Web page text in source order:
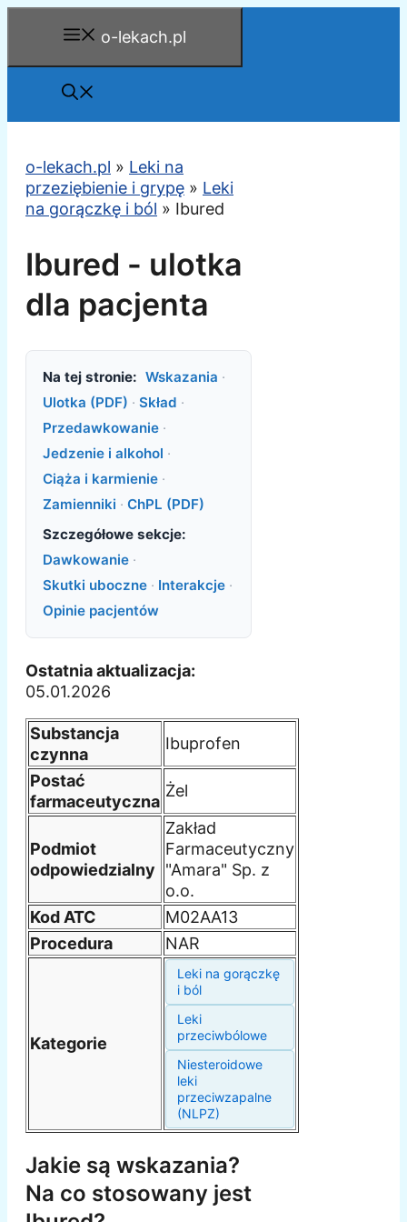
o-lekach.pl
o-lekach.pl » Leki na
przeziębienie i grypę » Leki
na gorączkę i ból » Ibured
Ibured - ulotka
dla pacjenta
Na tej stronie: Wskazania ·
Ulotka (PDF) · Skład ·
Przedawkowanie ·
Jedzenie i alkohol ·
Ciąża i karmienie ·
Zamienniki · ChPL (PDF)
Szczegółowe sekcje:
Dawkowanie ·
Skutki uboczne · Interakcje ·
Opinie pacjentów
Ostatnia aktualizacja:
05.01.2026
Substancja
czynna
Ibuprofen
Postać
farmaceutyczna
Żel
Podmiot
odpowiedzialny
Zakład
Farmaceutyczny
"Amara" Sp. z
o.o.
Kod ATC
M02AA13
Procedura
NAR
Kategorie
Leki na gorączkę
i ból
Leki
przeciwbólowe
Niesteroidowe
leki
przeciwzapalne
(NLPZ)
Jakie są wskazania?
Na co stosowany jest